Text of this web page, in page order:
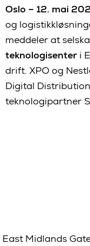
Oslo – 12. mai
og
meddeler at
teknologisenter i
drift. XPO og
Digital
teknologipartner
Midlands